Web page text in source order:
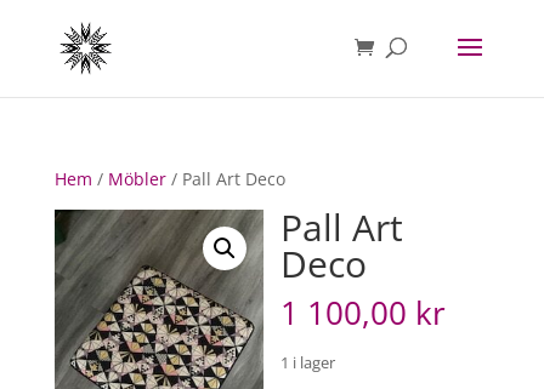
Hem / Möbler/ Pall Art Deco
Pall Art
Deco
1 100,00 kr
1 i lager